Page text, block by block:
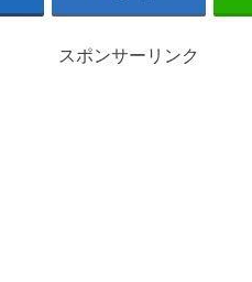
スポンサーリンク